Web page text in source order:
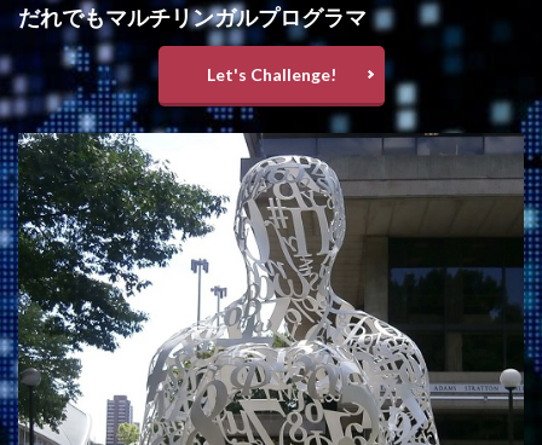
だれでもマルチリンガルプログラマ
Let's Challenge!